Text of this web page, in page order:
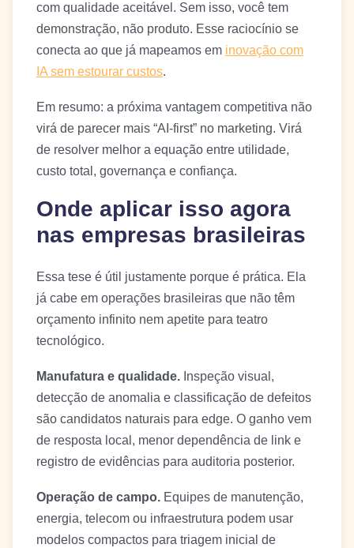
com qualidade aceitável. Sem isso, você tem
demonstração, não produto. Esse raciocínio se
conecta ao que já mapeamos em inovação com
IA sem estourar custos.
Em resumo: a próxima vantagem competitiva não
virá de parecer mais “AI-first” no marketing. Virá
de resolver melhor a equação entre utilidade,
custo total, governança e confiança.
Onde aplicar isso agora
nas empresas brasileiras
Essa tese é útil justamente porque é prática. Ela
já cabe em operações brasileiras que não têm
orçamento infinito nem apetite para teatro
tecnológico.
Manufatura e qualidade. Inspeção visual,
detecção de anomalia e classificação de defeitos
são candidatos naturais para edge. O ganho vem
de resposta local, menor dependência de link e
registro de evidências para auditoria posterior.
Operação de campo. Equipes de manutenção,
energia, telecom ou infraestrutura podem usar
modelos compactos para triagem inicial de